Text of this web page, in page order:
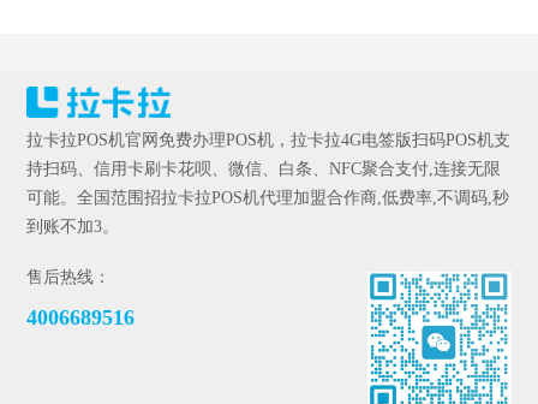
拉卡拉POS机官网免费办理POS机，拉卡拉4G电签版扫码POS机支
持扫码、信用卡刷卡花呗、微信、白条、NFC聚合支付,连接无限
可能。全国范围招拉卡拉POS机代理加盟合作商,低费率,不调码,秒
到账不加3。
售后热线：
4006689516